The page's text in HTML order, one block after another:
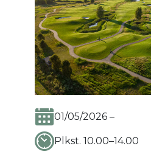
01/05/2026 –
Plkst. 10.00–14.00